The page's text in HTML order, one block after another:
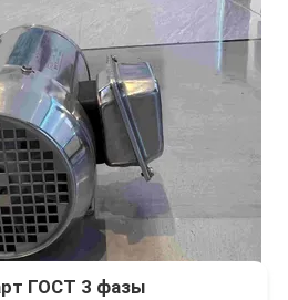
ГОСТ 3 фазы